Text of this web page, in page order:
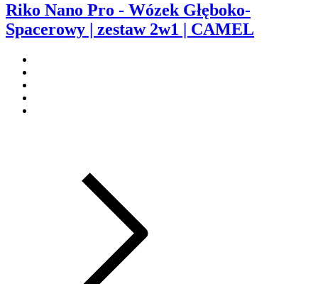
Riko Nano Pro - Wózek Głęboko-
Spacerowy | zestaw 2w1 | CAMEL